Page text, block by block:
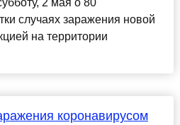
2 мая о 80
случаях заражения новой
на территории
коронавирусом